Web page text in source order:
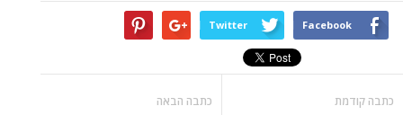
Facebook
Twitter
כתבה קודמת כתבה הבאה